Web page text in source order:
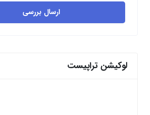
ارسال بررسی
لوکیشن تراپیست